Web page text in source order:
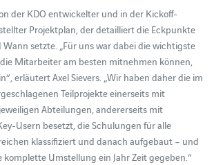
der KDO entwickelter und in der Kickoff-
Projektplan, der detailliert die Eckpunkte
setzte. „Für uns war dabei die wichtigste
Mitarbeiter am besten mitnehmen können,
erläutert Axel Sievers. „Wir haben daher die im
Teilprojekte einerseits mit
Abteilungen, andererseits mit
Usern besetzt, die Schulungen für alle
klassifiziert und danach aufgebaut – und
Umstellung ein Jahr Zeit gegeben.“